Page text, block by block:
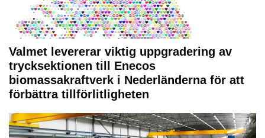
Valmet levererar viktig uppgradering av
trycksektionen till Enecos
biomassakraftverk i Nederländerna för att
förbättra tillförlitligheten